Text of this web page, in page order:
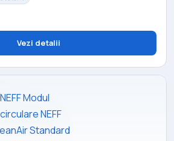
Vezi detalii